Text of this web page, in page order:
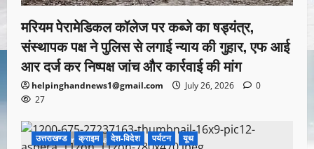
मरियम पेरामेडिकल कॉलेज पर कब्जे का षड्यंत्र,
संस्थापक पक्ष ने पुलिस से लगाई न्याय की गुहार, एफ आई
आर दर्ज कर निष्पक्ष जांच और कार्रवाई की मांग
helpinghandnews1@gmail.com July 26, 2026
0
27
1 minute read
उत्तराखण्ड क्राइम देश-विदेश पर्यटन यूथ